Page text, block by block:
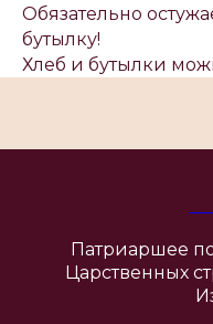
Обязательно
бутылку!
Хлеб и бутылки
Патриаршее
Царственных